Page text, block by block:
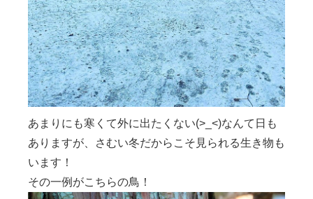
あまりにも寒くて外に出たくない(>_<)なんて日も
ありますが、さむい冬だからこそ見られる生き物も
います！
その一例がこちらの鳥！